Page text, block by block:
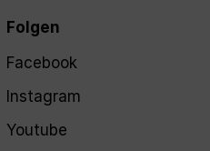
Folgen
Facebook
Instagram
Youtube